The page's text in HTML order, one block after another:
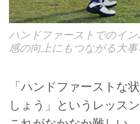
ハンドファーストでのイ
感の向上にもつながる大
「ハンドファーストな
しょう」というレッス